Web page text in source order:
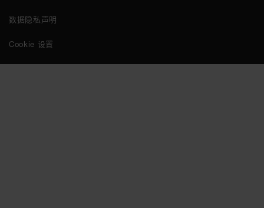
数据隐私声明
Cookie 设置